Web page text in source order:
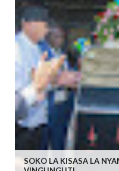
SOKO LA KISASA LA